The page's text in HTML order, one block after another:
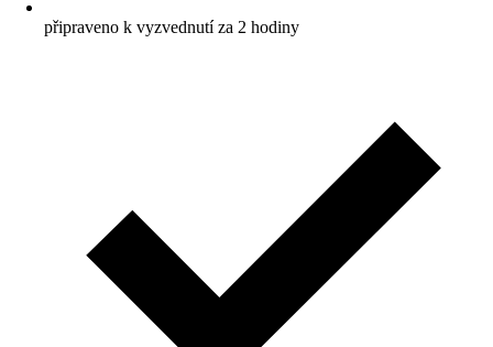
připraveno k vyzvednutí za 2 hodiny